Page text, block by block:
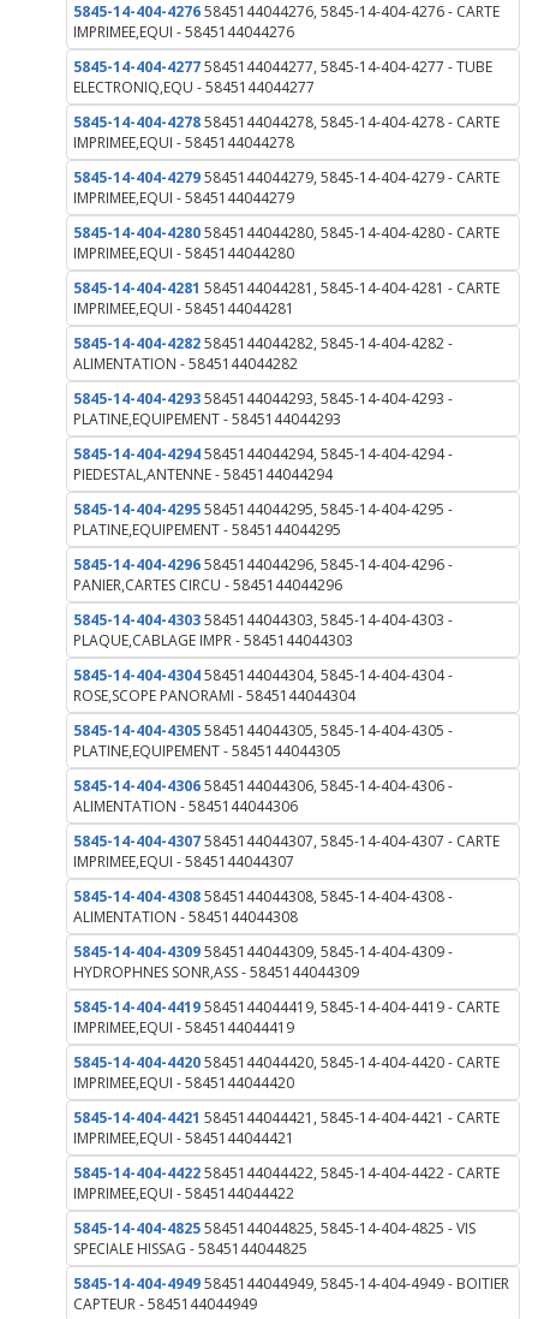
5845-14-404-42765845144044276, 5845-14-404-4276 - CARTE
IMPRIMEE,EQUI - 5845144044276
5845-14-404-42775845144044277, 5845-14-404-4277 - TUBE
ELECTRONIQ,EQU - 5845144044277
5845-14-404-42785845144044278, 5845-14-404-4278 - CARTE
IMPRIMEE,EQUI - 5845144044278
5845-14-404-42795845144044279, 5845-14-404-4279 - CARTE
IMPRIMEE,EQUI - 5845144044279
5845-14-404-42805845144044280, 5845-14-404-4280 - CARTE
IMPRIMEE,EQUI - 5845144044280
5845-14-404-4281 5845144044281, 5845-14-404-4281 - CARTE
IMPRIMEE,EQUI - 5845144044281
5845-14-404-42825845144044282, 5845-14-404-4282 -
ALIMENTATION - 5845144044282
5845-14-404-42935845144044293, 5845-14-404-4293 -
PLATINE,EQUIPEMENT - 5845144044293
5845-14-404-42945845144044294, 5845-14-404-4294 -
PIEDESTAL,ANTENNE - 5845144044294
5845-14-404-42955845144044295, 5845-14-404-4295 -
PLATINE,EQUIPEMENT - 5845144044295
5845-14-404-42965845144044296, 5845-14-404-4296 -
PANIER,CARTES CIRCU - 5845144044296
5845-14-404-43035845144044303, 5845-14-404-4303 -
PLAQUE,CABLAGE IMPR - 5845144044303
5845-14-404-43045845144044304, 5845-14-404-4304 -
ROSE,SCOPE PANORAMI - 5845144044304
5845-14-404-43055845144044305, 5845-14-404-4305 -
PLATINE,EQUIPEMENT - 5845144044305
5845-14-404-43065845144044306, 5845-14-404-4306 -
ALIMENTATION - 5845144044306
5845-14-404-43075845144044307, 5845-14-404-4307 - CARTE
IMPRIMEE,EQUI - 5845144044307
5845-14-404-43085845144044308, 5845-14-404-4308 -
ALIMENTATION - 5845144044308
5845-14-404-43095845144044309, 5845-14-404-4309 -
HYDROPHNES SONR,ASS - 5845144044309
5845-14-404-44195845144044419, 5845-14-404-4419 - CARTE
IMPRIMEE,EQUI - 5845144044419
5845-14-404-44205845144044420, 5845-14-404-4420 - CARTE
IMPRIMEE,EQUI - 5845144044420
5845-14-404-4421 5845144044421, 5845-14-404-4421 - CARTE
IMPRIMEE,EQUI - 5845144044421
5845-14-404-44225845144044422, 5845-14-404-4422 - CARTE
IMPRIMEE,EQUI - 5845144044422
5845-14-404-48255845144044825, 5845-14-404-4825 - VIS
SPECIALE HISSAG - 5845144044825
5845-14-404-49495845144044949, 5845-14-404-4949 - BOITIER
CAPTEUR - 5845144044949